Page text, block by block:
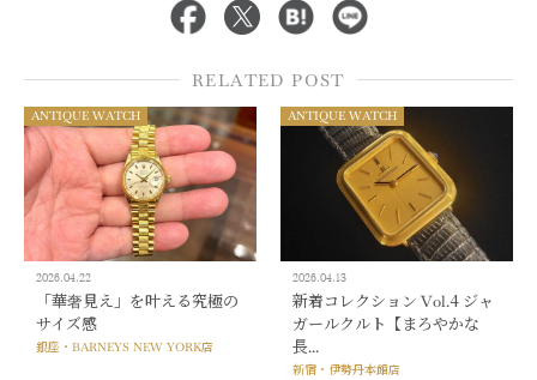
RELATED POST
ANTIQUE WATCH
2026.04.22
「華奢見え」を叶える究極の
サイズ感
銀座・BARNEYS NEW YORK店
ANTIQUE WATCH
2026.04.13
新着コレクション Vol.4 ジャ
ガールクルト【まろやかな
長...
新宿・伊勢丹本館店